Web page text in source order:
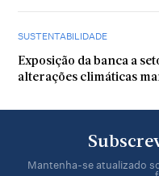
SUSTENTABILIDADE
Exposição da banca a
alterações climáticas
Mantenha-se atualizado